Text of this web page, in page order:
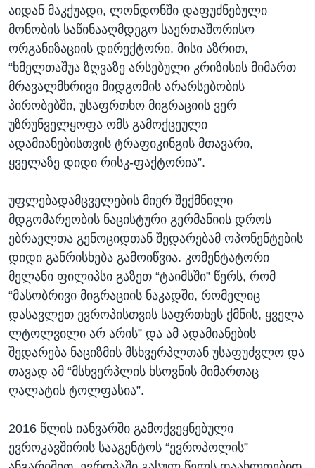
აიდან მაკქუადი, ლონდონში დაფუძნებული
მონობის საწინააღმდეგო საერთაშორისო
ორგანიზაციის დირექტორი. მისი აზრით,
“ხმელთაშუა ზღვაზე არსებული კრიზისის მიმართ
მრავალმხრივი მიდგომის არარსებობის
პირობებში, უსაფრთხო მიგრაციის ვერ
უზრუნველყოფა ომს გამოქცეული
ადამიანებისთვის ტრაფიკინგის მთავარი,
ყველაზე დიდი რისკ-ფაქტორია”.
უფლებადამცველების მიერ შექმნილი
მდგომარეობის ნაცისტური გერმანიის დროს
ებრაელთა გენოციდთან შედარებამ ოპონენტების
დიდი განრისხება გამოიწვია. კომენტატორი
მელანი ფილიპსი გაზეთ “ტაიმსში” წერს, რომ
“მასობრივი მიგრაციის ნაკადში, რომელიც
დასავლეთ ევროპისთვის საფრთხეს ქმნის, ყველა
ლტოლვილი არ არის” და ამ ადამიანების
შედარება ნაციზმის მსხვერპლთან უსაფუძვლო და
თავად ამ “მსხვერპლის ხსოვნის მიმართაც
ღალატის ტოლფასია”.
2016 წლის იანვარში გამოქვეყნებული
ევროკავშირის სააგენტოს “ევროპოლის”